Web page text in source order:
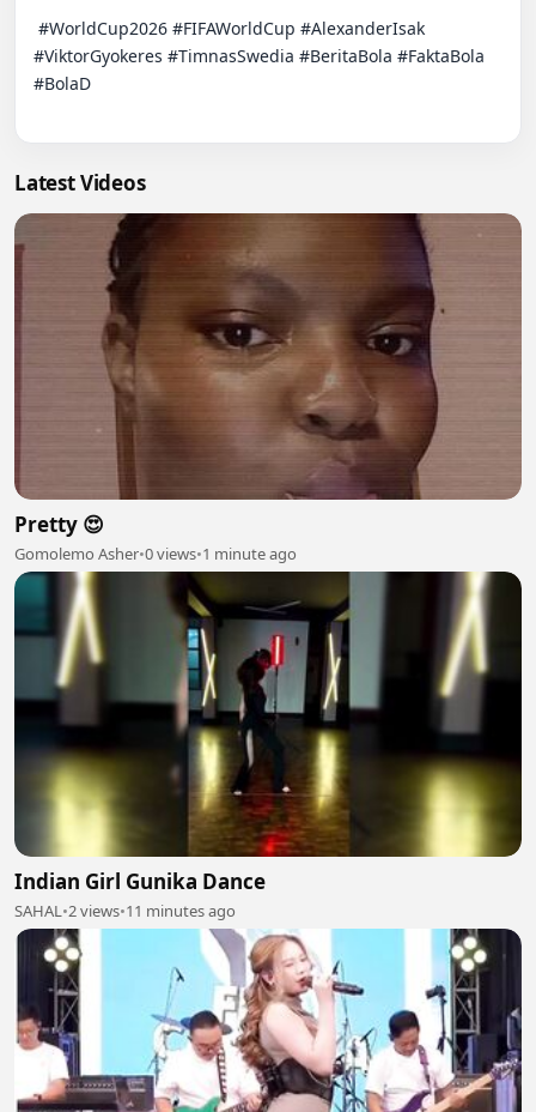
#ViktorGyokeres #TimnasSwedia #BeritaBola #FaktaBola
#BolaD
Latest Videos
Pretty 😍
Gomolemo Asher•0 views•1 minute ago
Indian Girl Gunika Dance
SAHAL•2 views•11 minutes ago